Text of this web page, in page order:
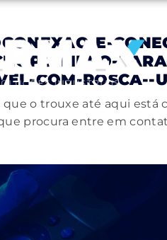
E-
COM-ROSCA--
que o trouxe até aqui está
procura entre em